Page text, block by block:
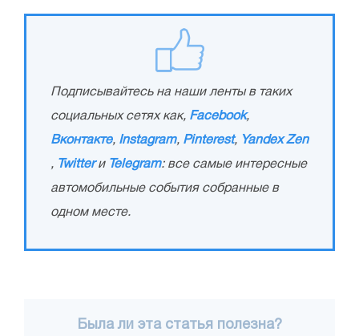
Подписывайтесь на наши ленты в таких
социальных сетях как, Facebook,
Вконтакте, Instagram, Pinterest, Yandex Zen
, Twitterи Telegram: все самые интересные
автомобильные события собранные в
одном месте.
Была ли эта статья полезна?